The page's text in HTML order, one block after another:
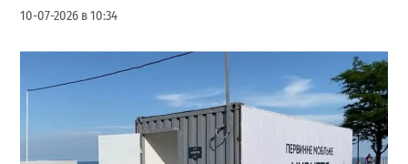
10-07-2026 в 10:34